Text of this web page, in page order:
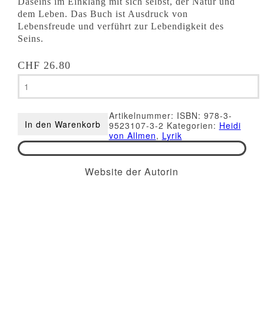
dem Leben. Das Buch ist Ausdruck von
Lebensfreude und verführt zur Lebendigkeit des
Seins.
CHF 26.80
Heidi
Von
Allmen
Sinnbilder
Menge
In den Warenkorb
Artikelnummer: ISBN: 978-3-
9523107-3-2 Kategorien: Heidi
von Allmen, Lyrik
Website der Autorin